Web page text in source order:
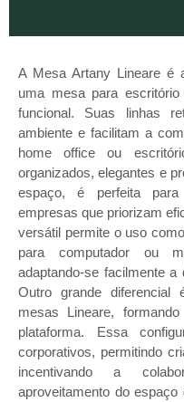
A Mesa Artany Lineare é
uma mesa para
funcional. Suas linhas
ambiente e facilitam a
home office ou
organizados, elegantes e
espaço, é perfeita
empresas que priorizam
versátil permite o uso
para computador ou
adaptando-se facilmente a
Outro grande
mesas Lineare,
plataforma. Essa
corporativos, permitindo
incentivando a
aproveitamento do